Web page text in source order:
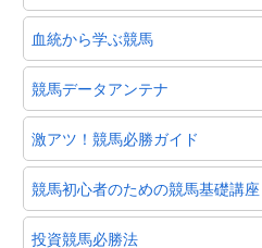
血統から学ぶ競馬
競馬データアンテナ
激アツ！競馬必勝ガイド
競馬初心者のための競馬基礎講座
投資競馬必勝法